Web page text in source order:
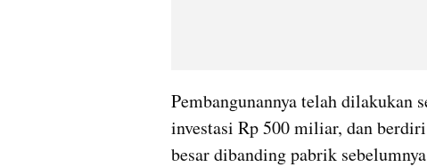
Pembangunannya telah dilakukan
investasi Rp 500 miliar, dan
besar dibanding pabrik